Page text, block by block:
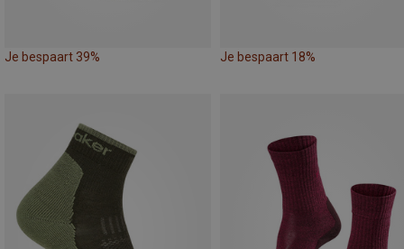
Je bespaart 39% Je bespaart 18%